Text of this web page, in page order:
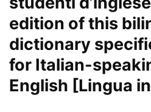
edition of this
dictionary
for Italian-
English [Lingua